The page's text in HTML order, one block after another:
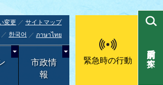
変更
サイトマップ
한국어 ภาษาไทย
市政情
報
緊急時の行動 目的別で探す